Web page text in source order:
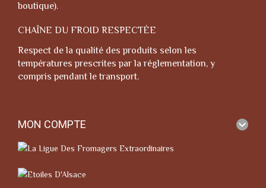
boutique).
CHAÎNE DU FROID RESPECTÉE
Respect de la qualité des produits selon les
températures prescrites par la réglementation, y
compris pendant le transport.
MON COMPTE